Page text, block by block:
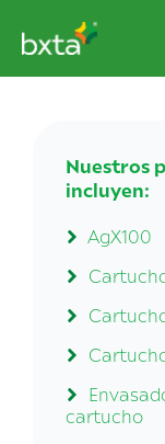
Nuestros
incluyen:
AgX100
cartucho